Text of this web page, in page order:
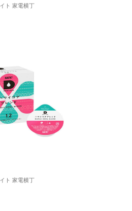
ト 家電横丁
ト 家電横丁